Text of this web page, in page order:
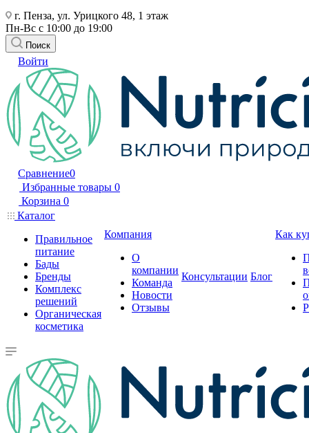
г. Пенза, ул. Урицкого 48, 1 этаж
Пн-Вс с 10:00 до 19:00
Поиск
Войти
Сравнение0
Избранные товары 0
Корзина 0
Каталог
Правильное
питание
Бады
Бренды
Комплекс
решений
Органическая
косметика
Компания
О
компании
Команда
Новости
Отзывы
Консультации Блог
Как